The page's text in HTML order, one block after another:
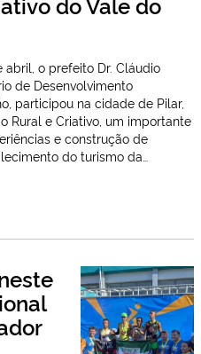
cinco
o prefeito Dr. Cláudio
de Desenvolvimento
participou na cidade de Pilar,
Rural e Criativo, um importante
e construção de
do turismo da…